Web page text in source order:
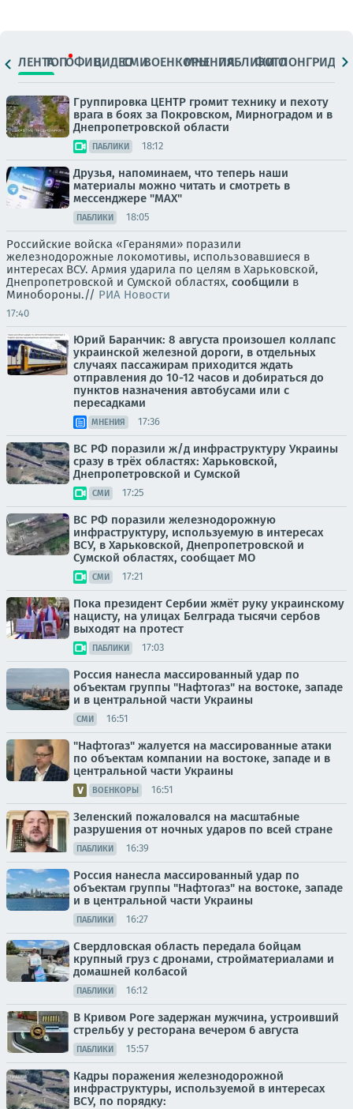
ЛЕНТАТОПОФИЦ.ВИДЕОСМИВОЕНКОРЫМНЕНИЯПАБЛИКИ
ФОТОЛОНГРИДЫ
Группировка ЦЕНТР громит технику и пехоту
врага в боях за Покровском, Мирноградом и в
Днепропетровской области
ПАБЛИКИ 18:12
Друзья, напоминаем, что теперь наши
материалы можно читать и смотреть в
мессенджере "МАХ"
ПАБЛИКИ 18:05
Российские войска «Геранями» поразили
железнодорожные локомотивы, использовавшиеся в
интересах ВСУ. Армия ударила по целям в Харьковской,
Днепропетровской и Сумской областях, сообщили в
Минобороны.// РИА Новости
17:40
Юрий Баранчик: 8 августа произошел коллапс
украинской железной дороги, в отдельных
случаях пассажирам приходится ждать
отправления до 10-12 часов и добираться до
пунктов назначения автобусами или с
пересадками
МНЕНИЯ 17:36
ВС РФ поразили ж/д инфраструктуру Украины
сразу в трёх областях: Харьковской,
Днепропетровской и Сумской
СМИ 17:25
ВС РФ поразили железнодорожную
инфраструктуру, используемую в интересах
ВСУ, в Харьковской, Днепропетровской и
Сумской областях, сообщает МО
СМИ 17:21
Пока президент Сербии жмёт руку украинскому
нацисту, на улицах Белграда тысячи сербов
выходят на протест
ПАБЛИКИ 17:03
Россия нанесла массированный удар по
объектам группы "Нафтогаз" на востоке, западе
и в центральной части Украины
СМИ 16:51
"Нафтогаз" жалуется на массированные атаки
по объектам компании на востоке, западе и в
центральной части Украины
ВОЕНКОРЫ 16:51
Зеленский пожаловался на масштабные
разрушения от ночных ударов по всей стране
ПАБЛИКИ 16:39
Россия нанесла массированный удар по
объектам группы "Нафтогаз" на востоке, западе
и в центральной части Украины
ПАБЛИКИ 16:27
Свердловская область передала бойцам
крупный груз с дронами, стройматериалами и
домашней колбасой
ПАБЛИКИ 16:12
В Кривом Роге задержан мужчина, устроивший
стрельбу у ресторана вечером 6 августа
ПАБЛИКИ 15:57
Кадры поражения железнодорожной
инфраструктуры, используемой в интересах
ВСУ, по порядку: